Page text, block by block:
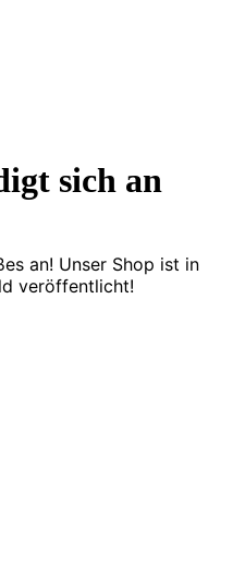
sich an
an! Unser Shop ist in
veröffentlicht!